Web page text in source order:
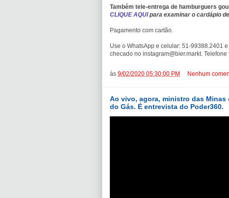
Também tele-entrega de hamburguers
CLIQUE AQUI para examinar o cardápio
Pagamento com cartão.
Use o WhatsApp e celular: 51-99388.2401
checado no instagram@bier.markt.
às 9/02/2020 05:30:00 PM Nenhum
Ao vivo, agora, ministro das
do Gás. É entrevista do Poder360.